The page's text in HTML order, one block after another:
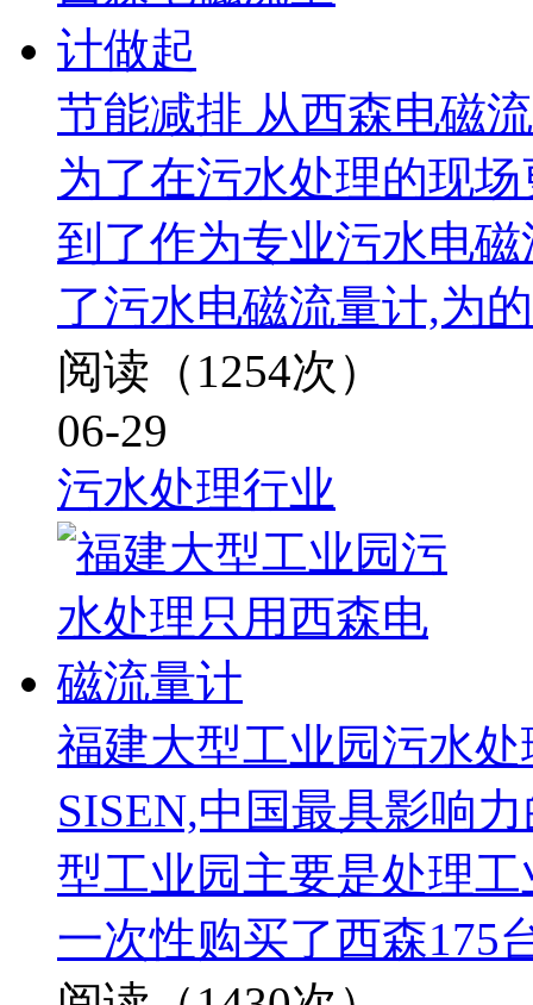
节能减排 从西森电磁
为了在污水处理的现
到了作为专业污水电
了污水电磁流量计,为
阅读（1254次）
06-29
污水处理行业
福建大型工业园污水
SISEN,中国最具影响
型工业园主要是处理
一次性购买了西森175